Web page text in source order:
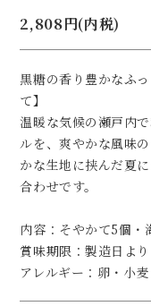
2,808円(内税)
黒糖の香り豊かなふ
て】
温暖な気候の瀬戸内
ルを、爽やかな風味
かな生地に挟んだ夏
合わせです。
内容：そやかて5個・
賞味期限：製造日よ
アレルギー：卵・小